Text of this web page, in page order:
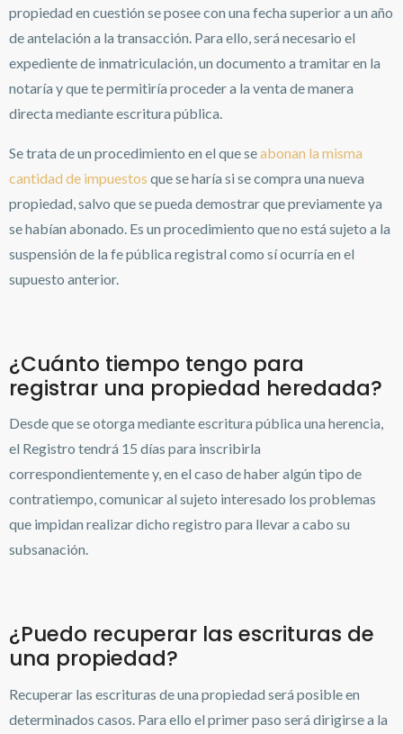
propiedad en cuestión se posee con una fecha superior a un año
de antelación a la transacción. Para ello, será necesario el
expediente de inmatriculación, un documento a tramitar en la
notaría y que te permitiría proceder a la venta de manera
directa mediante escritura pública.
Se trata de un procedimiento en el que seabonan la misma
cantidad de impuestos que se haría si se compra una nueva
propiedad, salvo que se pueda demostrar que previamente ya
se habían abonado. Es un procedimiento que no está sujeto a la
suspensión de la fe pública registral como sí ocurría en el
supuesto anterior.
¿Cuánto tiempo tengo para
registrar una propiedad heredada?
Desde que se otorga mediante escritura pública una herencia,
el Registro tendrá 15 días para inscribirla
correspondientemente y, en el caso de haber algún tipo de
contratiempo, comunicar al sujeto interesado los problemas
que impidan realizar dicho registro para llevar a cabo su
subsanación.
¿Puedo recuperar las escrituras de
una propiedad?
Recuperar las escrituras de una propiedad será posible en
determinados casos. Para ello el primer paso será dirigirse a la